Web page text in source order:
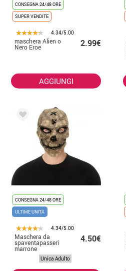
CONSEGNA 24/48 ORE
SUPER VENDITE
4.34/5.00
maschera Alien o
Nero Eroe 2.99€
AGGIUNGI
CONSEGNA 24/48 ORE
ULTIME UNITÀ
4.34/5.00
Maschera da
spaventapasseri
marrone
4.50€
Unica Adulto